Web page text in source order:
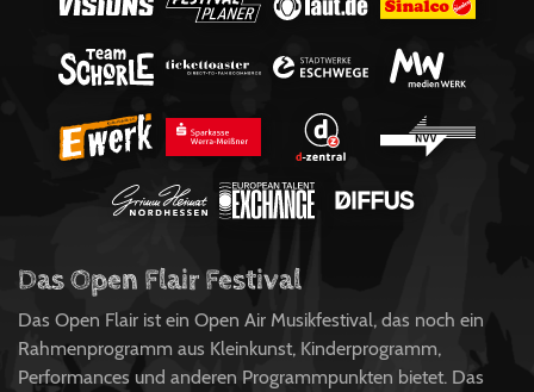
Das Open Flair Festival
Das Open Flair ist ein Open Air Musikfestival, das noch ein
Rahmenprogramm aus Kleinkunst, Kinderprogramm,
Performances und anderen Programmpunkten bietet. Das